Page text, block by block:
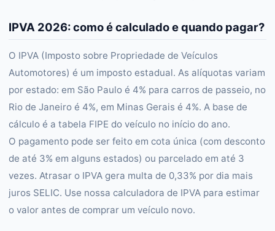
IPVA 2026: como é calculado e quando pagar?
O IPVA (Imposto sobre Propriedade de Veículos
Automotores) é um imposto estadual. As alíquotas variam
por estado: em São Paulo é 4% para carros de passeio, no
Rio de Janeiro é 4%, em Minas Gerais é 4%. A base de
cálculo é a tabela FIPE do veículo no início do ano.
O pagamento pode ser feito em cota única (com desconto
de até 3% em alguns estados) ou parcelado em até 3
vezes. Atrasar o IPVA gera multa de 0,33% por dia mais
juros SELIC. Use nossa calculadora de IPVA para estimar
o valor antes de comprar um veículo novo.